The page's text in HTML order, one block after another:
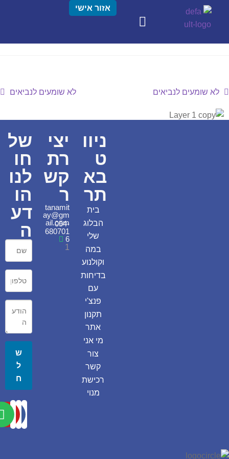
אזור אישי
לא שומעים לנביאים לא שומעים לנביאים
ניוו
ט
בא
תר
בית
הבלוג
שלי
במה
וקולנוע
בדיחות
עם
פנצ'י
תקנון
אתר
מי אני
צור
קשר
רכישת
מנוי
יצי
רת
קש
ר
tanamit
ay@gm
ail.com
054-
680701
6
1
של
חו
לנו
הו
דע
ה
ש
ל
ח